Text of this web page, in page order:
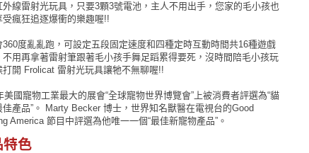
外線雷射光玩具，只要3顆3號電池，主人不用出手，您家的毛小孩也
受瘋狂追逐爆衝的樂趣喔!!
360度亂亂跑，可設定五段固定速度和四種定時互動時間共16種遊戲
不用再拿著雷射筆跟著毛小孩手舞足蹈累得要死，沒時間陪毛小孩玩
打開 Frolicat 雷射光玩具讓牠不無聊喔!!
美國寵物工業最大的展會“全球寵物世界博覽會”上被消費者評選為“貓
佳產品”。 Marty Becker 博士，世界知名獸醫在電視台的Good
America 節目中評選為他唯一一個“最佳新寵物產品”。
特色